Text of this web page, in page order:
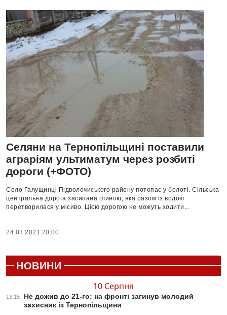
Селяни на Тернопільщині поставили
аграріям ультиматум через розбиті
дороги (+ФОТО)
Село Галущинці Підволочиського району потопає у болоті. Сільська
центральна дорога засипана глиною, яка разом із водою
перетворилася у місиво. Цією дорогою не можуть ходити...
24.03.2021 20:00
НОВИНИ
10 Серпня
13:15
Не дожив до 21-го: на фронті загинув молодий
захисник із Тернопільщини